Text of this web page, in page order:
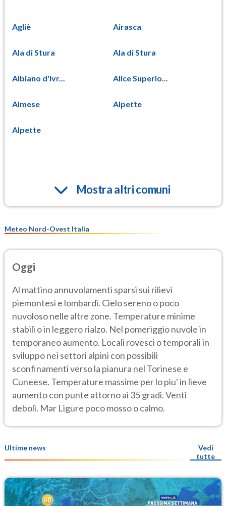
Agliè Airasca
Ala di Stura Ala di Stura
Albiano d'Ivr... Alice Superio...
Almese Alpette
Alpette
Mostra altri comuni
Meteo Nord-Ovest Italia
Oggi
Al mattino annuvolamenti sparsi sui rilievi
piemontesi e lombardi. Cielo sereno o poco
nuvoloso nelle altre zone. Temperature minime
stabili o in leggero rialzo. Nel pomeriggio nuvole in
temporaneo aumento. Locali rovesci o temporali in
sviluppo nei settori alpini con possibili
sconfinamenti verso la pianura nel Torinese e
Cuneese. Temperature massime per lo piu' in lieve
aumento con punte attorno ai 35 gradi. Venti
deboli. Mar Ligure poco mosso o calmo.
Ultime news
Vedi
tutte